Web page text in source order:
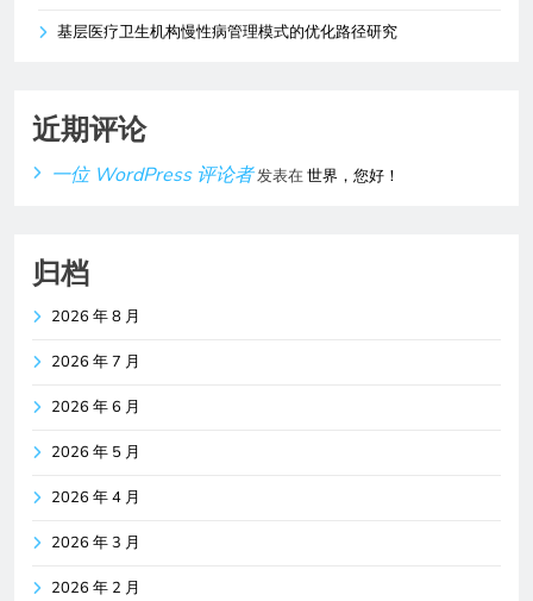
基层医疗卫生机构慢性病管理模式的优化路径研究
近期评论
一位 WordPress 评论者发表在世界，您好！
归档
2026 年 8 月
2026 年 7 月
2026 年 6 月
2026 年 5 月
2026 年 4 月
2026 年 3 月
2026 年 2 月